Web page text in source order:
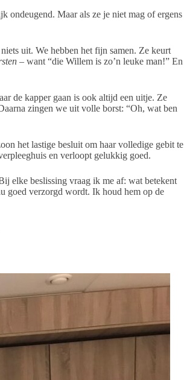
ondeugend. Maar als ze je niet mag of ergens
uit. We hebben het fijn samen. Ze keurt
– want “die Willem is zo’n leuke man!” En
de kapper gaan is ook altijd een uitje. Ze
zingen we uit volle borst: “Oh, wat ben
het lastige besluit om haar volledige gebit te
en verloopt gelukkig goed.
elke beslissing vraag ik me af: wat betekent
goed verzorgd wordt. Ik houd hem op de